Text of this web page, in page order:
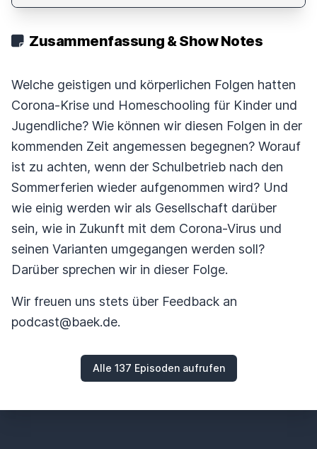
Zusammenfassung & Show Notes
Welche geistigen und körperlichen Folgen hatten
Corona-Krise und Homeschooling für Kinder und
Jugendliche? Wie können wir diesen Folgen in der
kommenden Zeit angemessen begegnen? Worauf
ist zu achten, wenn der Schulbetrieb nach den
Sommerferien wieder aufgenommen wird? Und
wie einig werden wir als Gesellschaft darüber
sein, wie in Zukunft mit dem Corona-Virus und
seinen Varianten umgegangen werden soll?
Darüber sprechen wir in dieser Folge.
Wir freuen uns stets über Feedback an
podcast@baek.de.
Alle 137 Episoden aufrufen